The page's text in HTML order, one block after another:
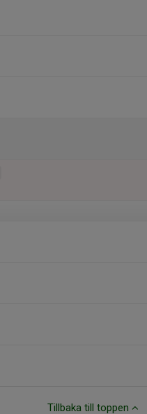
Tillbaka till toppen